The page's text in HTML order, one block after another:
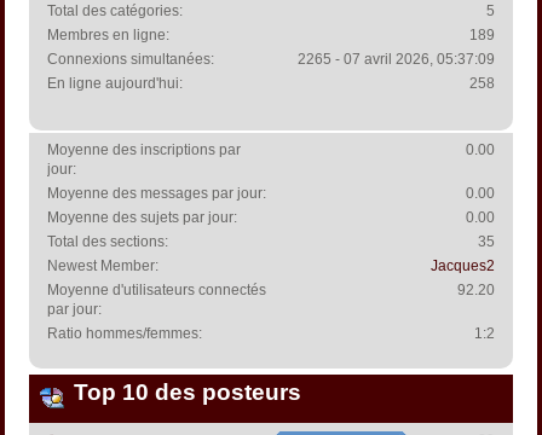
Total des catégories:
5
Membres en ligne:
189
Connexions simultanées:
2265 - 07 avril 2026, 05:37:09
En ligne aujourd'hui:
258
Moyenne des inscriptions par
jour:
0.00
Moyenne des messages par jour:
0.00
Moyenne des sujets par jour:
0.00
Total des sections:
35
Newest Member:
Jacques2
Moyenne d'utilisateurs connectés
par jour:
92.20
Ratio hommes/femmes: 1:2
Top 10 des posteurs